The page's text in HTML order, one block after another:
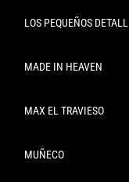
LOS PEQUEÑOS
MADE IN HEAVEN
MAX EL TRAVIESO
MUÑECO